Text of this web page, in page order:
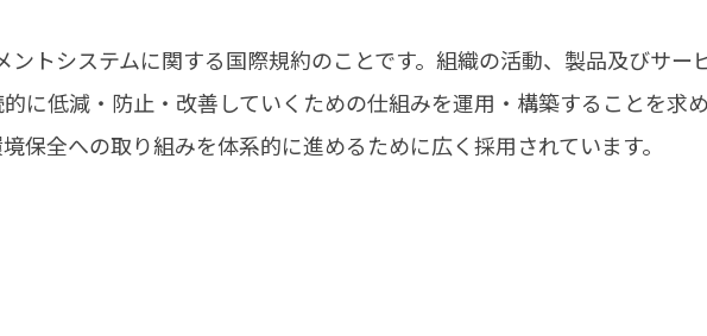
ントシステムに関する国際規約のことです。組織の活動、製品及びサー
に低減・防止・改善していくための仕組みを運用・構築することを求
保全への取り組みを体系的に進めるために広く採用されています。